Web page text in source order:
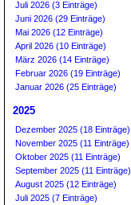
Juli 2026 (3 Einträge)
Juni 2026 (29 Einträge)
Mai 2026 (12 Einträge)
April 2026 (10 Einträge)
März 2026 (14 Einträge)
Februar 2026 (19 Einträge)
Januar 2026 (25 Einträge)
2025
Dezember 2025 (18 Einträge)
November 2025 (11 Einträge)
Oktober 2025 (11 Einträge)
September 2025 (11 Einträge)
August 2025 (12 Einträge)
Juli 2025 (7 Einträge)